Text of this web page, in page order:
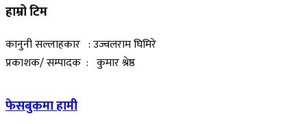
हाम्रो टिम
कानुनी सल्लाहकार : उज्वलराम घिमिरे
प्रकाशक/ सम्पादक : कुमार श्रेष्ठ
फेसबुकमा हामी